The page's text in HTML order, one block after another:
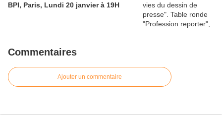
BPI, Paris, Lundi 20 janvier à 19H
Commentaires
Ajouter un commentaire